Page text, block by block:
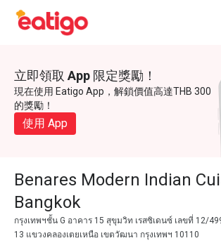
立即領取 App 限定獎勵！
現在使用 Eatigo App，解鎖價值高達THB 300
的獎勵！
使用 App
Benares Modern Indian
Bangkok
กรุงเทพฯชั้น G อาคาร 15 สุขุมวิท เรสซิเดนซ์ เลขที่ 12/
13 แขวงคลองเตยเหนือ เขตวัฒนา กรุงเทพฯ 10110